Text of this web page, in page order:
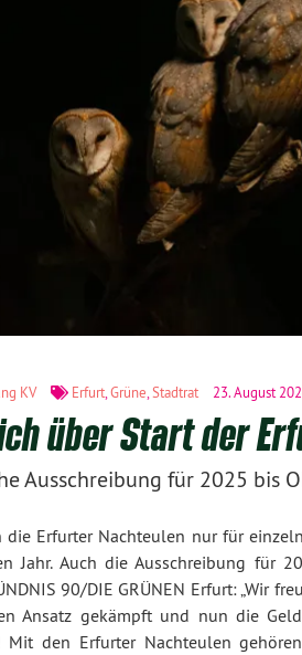
KV Erfurt Grüne Stadtrat 23. August
über Start der
Ausschreibung für 2025 bis
Erfurter Nachteulen nur für
Jahr. Auch die Ausschreibung für
90/DIE GRÜNEN Erfurt: „Wir
Ansatz gekämpft und nun die
den Erfurter Nachteulen